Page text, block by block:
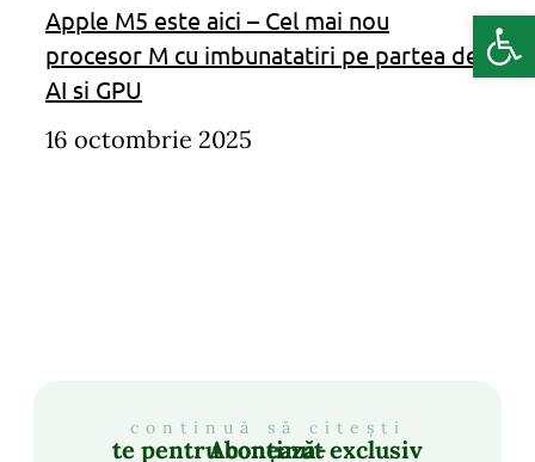
Apple M5 este aici – Cel mai nou
procesor M cu imbunatatiri pe partea de
AI si GPU
16 octombrie 2025
continuă să citești
Abonează-te pentru conținut exclusiv